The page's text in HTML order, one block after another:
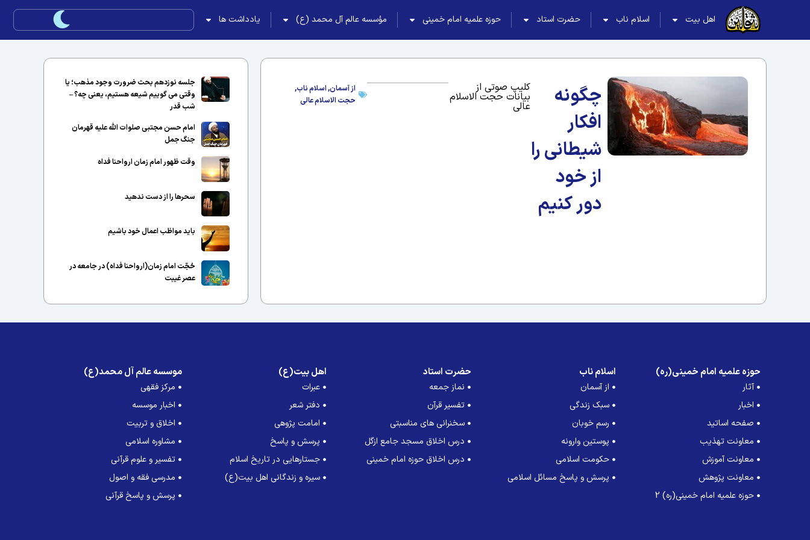
اهل بیت اسلام ناب حضرت استاد حوزه علمیه امام خمینی مؤسسه عالم آل محمد (ع) یادداشت ها
چگونه
افکار
شیطانی را
از خود
دور کنیم
کلیپ صوتی از
بیانات حجت الاسلام
عالی
از آسمان,اسلام ناب,
حجت الاسلام عالی
جلسه نوزدهم بحث ضرورت وجود مذهب؛ یا
وقتی می گوییم شیعه هستیم، یعنی چه؟ –
شب قدر
امام حسن مجتبی صلوات الله علیه قهرمان
جنگ جمل
وقت ظهور امام زمان ارواحنا فداه
سحرها را از دست ندهید
باید مواظب اعمال خود باشیم
حُجّت امام زمان(ارواحنا فداه) در جامعه در
عصر غیبت
حوزه علمیه امام خمینی(ره)
آثار
اخبار
صفحه اساتید
معاونت تهذیب
معاونت آموزش
معاونت پژوهش
حوزه علمیه امام خمینی(ره) 2
اسلام ناب
از آسمان
سبک زندگی
رسم خوبان
پوستین وارونه
حکومت اسلامی
پرسش و پاسخ مسائل اسلامی
حضرت استاد
نماز جمعه
تفسیر قرآن
سخنرانی های مناسبتی
درس اخلاق مسجد جامع ازگل
درس اخلاق حوزه امام خمینی
اهل بیت(ع)
عبرات
دفتر شعر
امامت پژوهی
پرسش و پاسخ
جستارهایی در تاریخ اسلام
سیره و زندگانی اهل بیت(ع)
موسسه عالم آل محمد(ع)
مرکز فقهی
اخبار موسسه
اخلاق و تربیت
مشاوره اسلامی
تفسیر و علوم قرآنی
مدرسی فقه و اصول
پرسش و پاسخ قرآنی